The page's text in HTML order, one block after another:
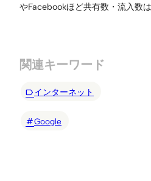
やFacebookほど共有数・流入数
関連キーワード
インターネット
Google